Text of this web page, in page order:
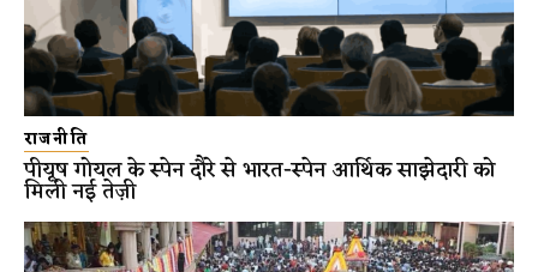
राजनीति
पीयूष गोयल के स्पेन दौरे से भारत-स्पेन आर्थिक साझेदारी को
मिली नई तेज़ी